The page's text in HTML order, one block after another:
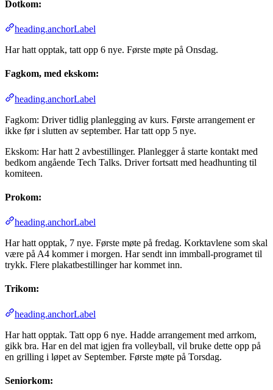
Dotkom:
heading.anchorLabel
Har hatt opptak, tatt opp 6 nye. Første møte på Onsdag.
Fagkom, med ekskom:
heading.anchorLabel
Fagkom: Driver tidlig planlegging av kurs. Første arrangement er
ikke før i slutten av september. Har tatt opp 5 nye.
Ekskom: Har hatt 2 avbestillinger. Planlegger å starte kontakt med
bedkom angående Tech Talks. Driver fortsatt med headhunting til
komiteen.
Prokom:
heading.anchorLabel
Har hatt opptak, 7 nye. Første møte på fredag. Korktavlene som skal
være på A4 kommer i morgen. Har sendt inn immball-programet til
trykk. Flere plakatbestillinger har kommet inn.
Trikom:
heading.anchorLabel
Har hatt opptak. Tatt opp 6 nye. Hadde arrangement med arrkom,
gikk bra. Har en del mat igjen fra volleyball, vil bruke dette opp på
en grilling i løpet av September. Første møte på Torsdag.
Seniorkom: